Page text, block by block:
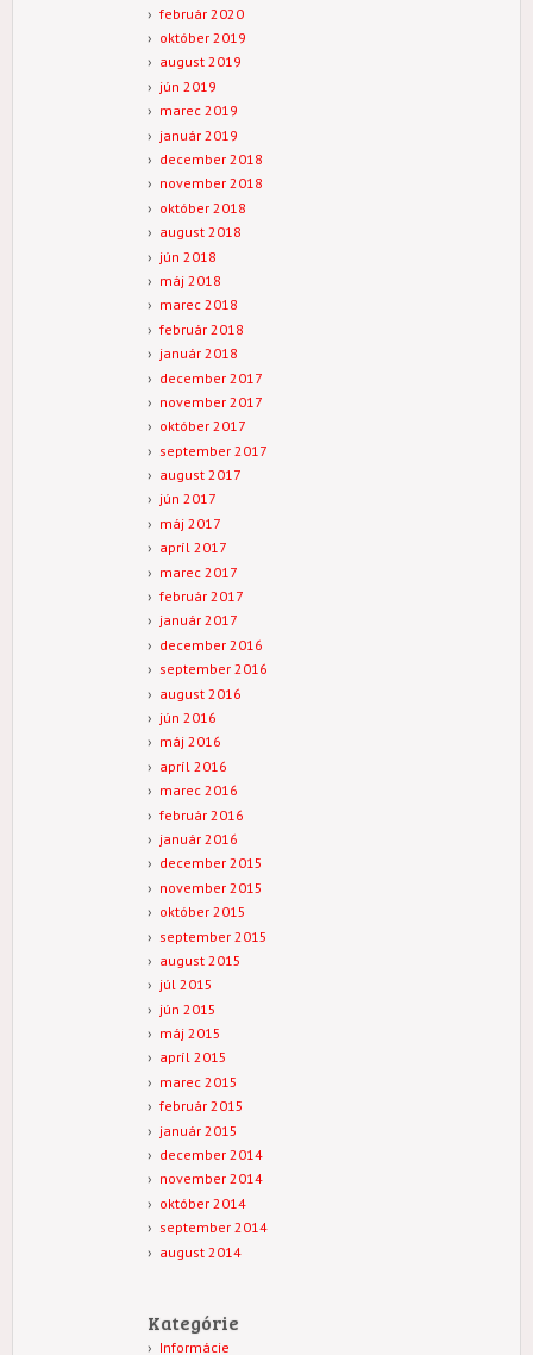
február 2020
október 2019
august 2019
jún 2019
marec 2019
január 2019
december 2018
november 2018
október 2018
august 2018
jún 2018
máj 2018
marec 2018
február 2018
január 2018
december 2017
november 2017
október 2017
september 2017
august 2017
jún 2017
máj 2017
apríl 2017
marec 2017
február 2017
január 2017
december 2016
september 2016
august 2016
jún 2016
máj 2016
apríl 2016
marec 2016
február 2016
január 2016
december 2015
november 2015
október 2015
september 2015
august 2015
júl 2015
jún 2015
máj 2015
apríl 2015
marec 2015
február 2015
január 2015
december 2014
november 2014
október 2014
september 2014
august 2014
Kategórie
Informácie